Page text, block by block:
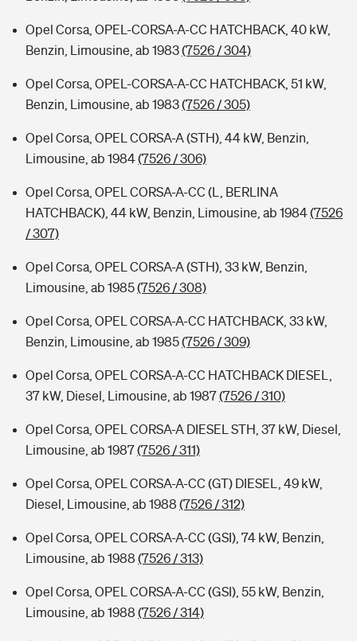
Opel Corsa, OPEL-CORSA-A-CC HATCHBACK, 40 kW,
Benzin, Limousine, ab 1983(7526 / 304)
Opel Corsa, OPEL-CORSA-A-CC HATCHBACK, 51 kW,
Benzin, Limousine, ab 1983(7526 / 305)
Opel Corsa, OPEL CORSA-A (STH), 44 kW, Benzin,
Limousine, ab 1984(7526 / 306)
Opel Corsa, OPEL CORSA-A-CC (L, BERLINA
HATCHBACK), 44 kW, Benzin, Limousine, ab 1984(7526
/ 307)
Opel Corsa, OPEL CORSA-A (STH), 33 kW, Benzin,
Limousine, ab 1985(7526 / 308)
Opel Corsa, OPEL CORSA-A-CC HATCHBACK, 33 kW,
Benzin, Limousine, ab 1985(7526 / 309)
Opel Corsa, OPEL CORSA-A-CC HATCHBACK DIESEL,
37 kW, Diesel, Limousine, ab 1987(7526 / 310)
Opel Corsa, OPEL CORSA-A DIESEL STH, 37 kW, Diesel,
Limousine, ab 1987(7526 / 311)
Opel Corsa, OPEL CORSA-A-CC (GT) DIESEL, 49 kW,
Diesel, Limousine, ab 1988 (7526 / 312)
Opel Corsa, OPEL CORSA-A-CC (GSI), 74 kW, Benzin,
Limousine, ab 1988 (7526 / 313)
Opel Corsa, OPEL CORSA-A-CC (GSI), 55 kW, Benzin,
Limousine, ab 1988 (7526 / 314)